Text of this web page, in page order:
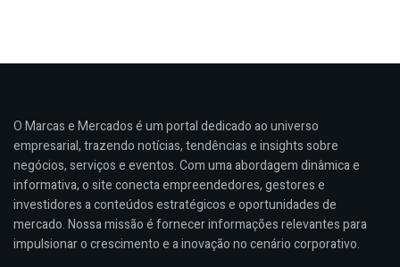
O Marcas e Mercados é um portal dedicado ao universo
empresarial, trazendo notícias, tendências e insights sobre
negócios, serviços e eventos. Com uma abordagem dinâmica e
informativa, o site conecta empreendedores, gestores e
investidores a conteúdos estratégicos e oportunidades de
mercado. Nossa missão é fornecer informações relevantes para
impulsionar o crescimento e a inovação no cenário corporativo.